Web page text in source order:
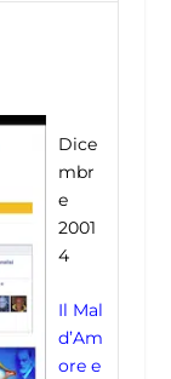
Dice
mbr
e
2001
4
Il Mal
d’Am
ore e